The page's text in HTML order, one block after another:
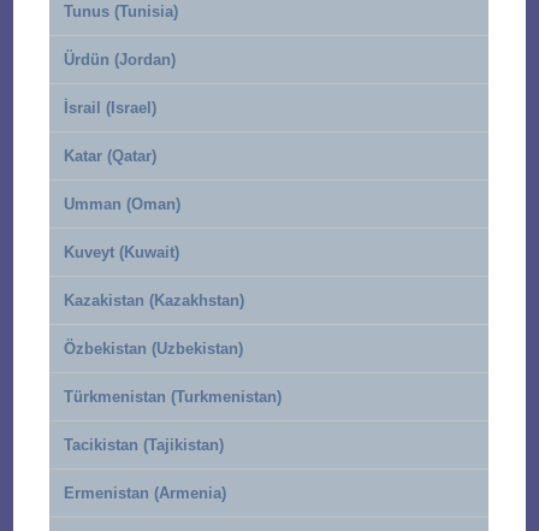
Tunus (Tunisia)
Ürdün (Jordan)
İsrail (Israel)
Katar (Qatar)
Umman (Oman)
Kuveyt (Kuwait)
Kazakistan (Kazakhstan)
Özbekistan (Uzbekistan)
Türkmenistan (Turkmenistan)
Tacikistan (Tajikistan)
Ermenistan (Armenia)